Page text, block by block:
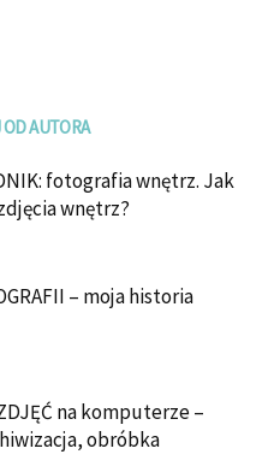
OD AUTORA
fotografia wnętrz. Jak
wnętrz?
– moja historia
na komputerze –
obróbka